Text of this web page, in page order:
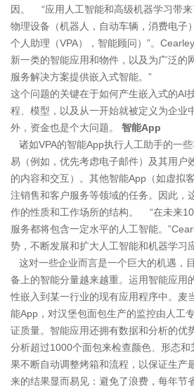
因。 “应用人工智能和高级机器学习带
物理设备（机器人，自动车辆，消费电子
个人助理（VPA），智能顾问）”。
新一类的智能应用和物件，以及为广泛的
服务解决方案提供嵌入式智能。”
这个问题的关键在于如何产生嵌入式的AI
程、模型，以及从一开始就被定义为企业
外，资金也是个大问题。 智能App
诸如VPA的智能App执行人工助手的一
易（例如，优先考虑电子邮件）及其用户
的内容和交互）。其他智能App（如虚拟
注销售和客户服务等领域的任务。因此，
作的性质和工作场所的结构。 “在未来
服务都将包含一定水平的人工智能。
势，不断发展和扩大人工智能和机器学习
这对一些企业而言是一个巨大的机遇，
备上的智能分量越来越重。运用智能应用
性嵌入到某一行业的现有应用程序中。麦
能App，对汉堡包面包生产的监控由人工
证质量。智能应用还拥有数据和分析的优
分析超过1000个面包来检查颜色、形态
果不断自动调整烤箱和流程，以保证生产
来的结果显而易见：避免了浪费，每年节